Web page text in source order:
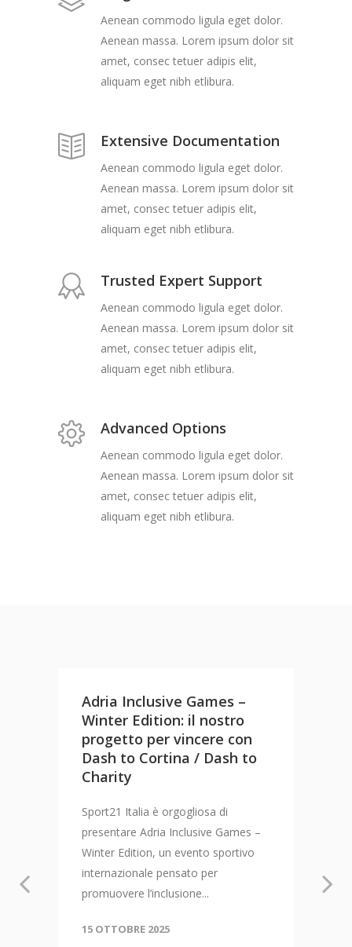
Aenean commodo ligula eget dolor.
Aenean massa. Lorem ipsum dolor sit
amet, consec tetuer adipis elit,
aliquam eget nibh etlibura.
Extensive Documentation
Aenean commodo ligula eget dolor.
Aenean massa. Lorem ipsum dolor sit
amet, consec tetuer adipis elit,
aliquam eget nibh etlibura.
Trusted Expert Support
Aenean commodo ligula eget dolor.
Aenean massa. Lorem ipsum dolor sit
amet, consec tetuer adipis elit,
aliquam eget nibh etlibura.
Advanced Options
Aenean commodo ligula eget dolor.
Aenean massa. Lorem ipsum dolor sit
amet, consec tetuer adipis elit,
aliquam eget nibh etlibura.
Adria Inclusive Games –
Winter Edition: il nostro
progetto per vincere con
Dash to Cortina / Dash to
Charity
Sport21 Italia è orgogliosa di
presentare Adria Inclusive Games –
Winter Edition, un evento sportivo
internazionale pensato per
promuovere l’inclusione...
15 OTTOBRE 2025